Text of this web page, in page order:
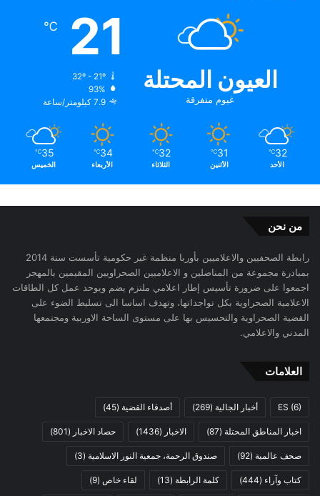
العيون المحتلة
غيوم متفرقة
21
℃
32º - 21º
93%
7.9 كيلومتر/ساعة
32
℃
الأحد
31
℃
الأثنين
32
℃
الثلاثاء
34
℃
الأربعاء
35
℃
الخميس
من نحن
رابطة الصحفيين والاعلاميين بأوربا منظمة غير حكومية تأسست سنة 2014
بمبادرة مجموعة من المناضلين و الاعلاميين الصحراويين المقيمين بالمهجر
اجمعوا على ضرورة تأسيس إطار اعلامي ملتزم يضم ويوحد عمل كل الطاقات
الاعلامية الصحراوية بكل تواجداتها، وتهدف اساسا الى تسليط الضوء على
القضية الصحراوية والتحسيس بها على مستوى الساحة الاوربية ومجتمعها
المدني والاعلامي.
العلامات
ES (6) أخبار الجالية (269) أصدقاء القضية (45)
اخبار المناطق المحتلة (87) الاخبار (1436) حصاد الاخبار (801)
صحف عالمية (92) صندوق الرحمة، جمعية النور الاسلامية (3)
كتاب وآراء (444) كلمة الرابطة (13) لقاء خاص (9)